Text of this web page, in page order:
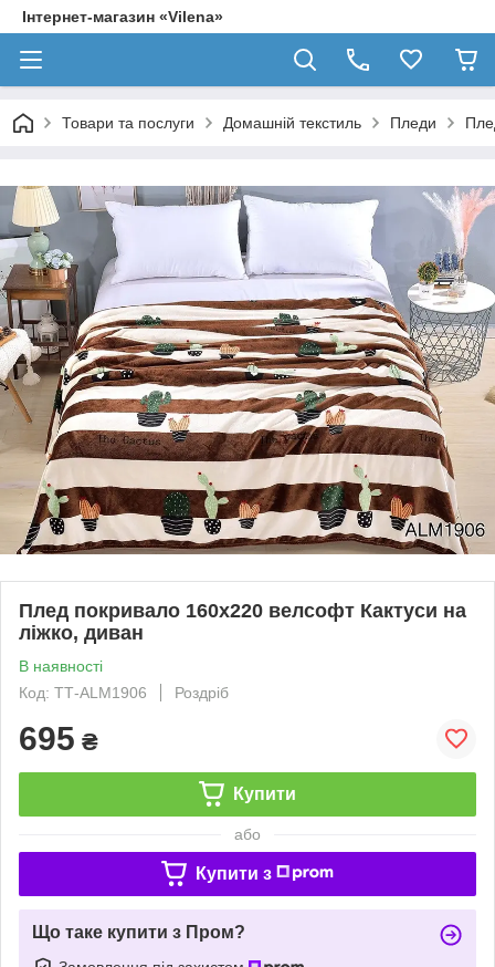
Інтернет-магазин «Vilena»
Товари та послуги Домашній текстиль Пледи
Плед покривало 160х220 велсофт Кактуси на
ліжко, диван
В наявності
Код: ТТ-ALM1906
Роздріб
695 ₴
Купити
або
Купити з
Що таке купити з Пром?